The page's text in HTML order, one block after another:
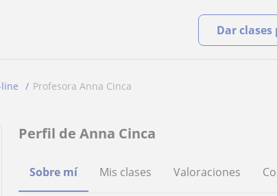
Dar
Profesora Anna Cinca
Perfil de Anna Cinca
Sobre mí Mis clases Valoraciones